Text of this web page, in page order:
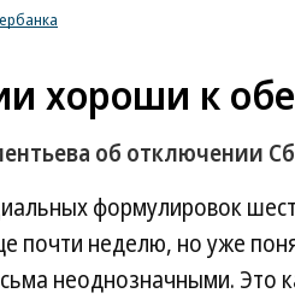
хороши к
об отключении
формулировок
почти неделю, но уже
неоднозначными. Это